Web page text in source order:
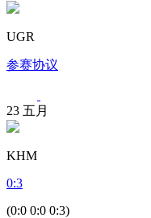
UGR
参赛协议
23 五月
KHM
0:3
(0:0 0:0 0:3)